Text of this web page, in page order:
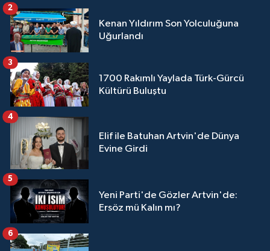
Kenan Yıldırım Son Yolculuğuna
Uğurlandı
2
1700 Rakımlı Yaylada Türk-Gürcü
Kültürü Buluştu
3
Elif ile Batuhan Artvin'de Dünya
Evine Girdi
4
Yeni Parti'de Gözler Artvin'de:
Ersöz mü Kalın mı?
5
6